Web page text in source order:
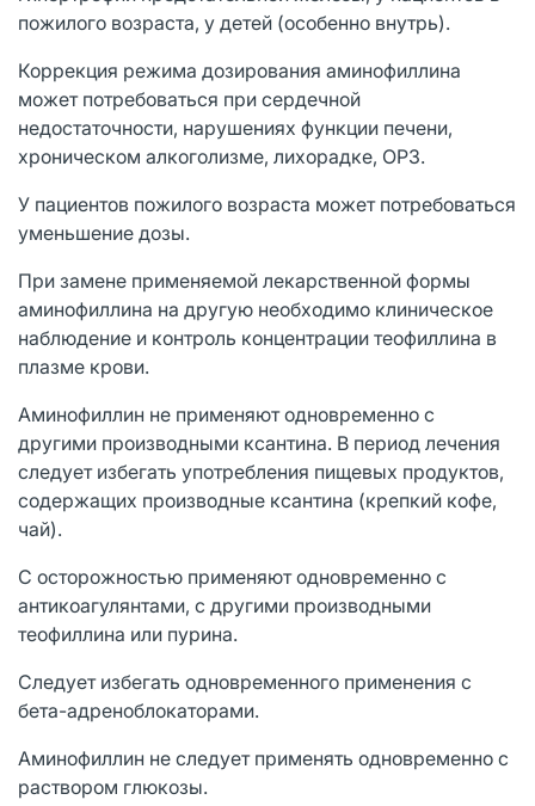
пожилого возраста, у детей (особенно внутрь).
Коррекция режима дозирования аминофиллина
может потребоваться при сердечной
недостаточности, нарушениях функции печени,
хроническом алкоголизме, лихорадке, ОРЗ.
У пациентов пожилого возраста может потребоваться
уменьшение дозы.
При замене применяемой лекарственной формы
аминофиллина на другую необходимо клиническое
наблюдение и контроль концентрации теофиллина в
плазме крови.
Аминофиллин не применяют одновременно с
другими производными ксантина. В период лечения
следует избегать употребления пищевых продуктов,
содержащих производные ксантина (крепкий кофе,
чай).
С осторожностью применяют одновременно с
антикоагулянтами, с другими производными
теофиллина или пурина.
Следует избегать одновременного применения с
бета-адреноблокаторами.
Аминофиллин не следует применять одновременно с
раствором глюкозы.